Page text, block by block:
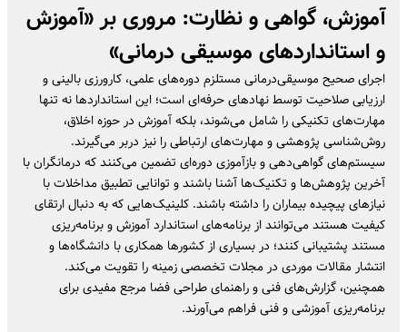
آموزش، گواهی و نظارت: مروری بر «آموزش
و استانداردهای موسیقی درمانی»
اجرای صحیح موسیقی‌درمانی مستلزم دوره‌های علمی، کارورزی بالینی و
ارزیابی صلاحیت توسط نهادهای حرفه‌ای است؛ این استانداردها نه تنها
مهارت‌های تکنیکی را شامل می‌شوند، بلکه آموزش در حوزه اخلاق،
روش‌شناسی پژوهشی و مهارت‌های ارتباطی را نیز دربر می‌گیرند.
سیستم‌های گواهی‌دهی و بازآموزی دوره‌ای تضمین می‌کنند که درمانگران با
آخرین پژوهش‌ها و تکنیک‌ها آشنا باشند و توانایی تطبیق مداخلات با
نیازهای پیچیده بیماران را داشته باشند. کلینیک‌هایی که به دنبال ارتقای
کیفیت هستند می‌توانند از برنامه‌های استاندارد آموزش و برنامه‌ریزی
مستند پشتیبانی کنند؛ در بسیاری از کشورها همکاری با دانشگاه‌ها و
انتشار مقالات موردی در مجلات تخصصی زمینه را تقویت می‌کند.
همچنین، گزارش‌های فنی و راهنمای طراحی فضا مرجع مفیدی برای
برنامه‌ریزی آموزشی و فنی فراهم می‌آورند.